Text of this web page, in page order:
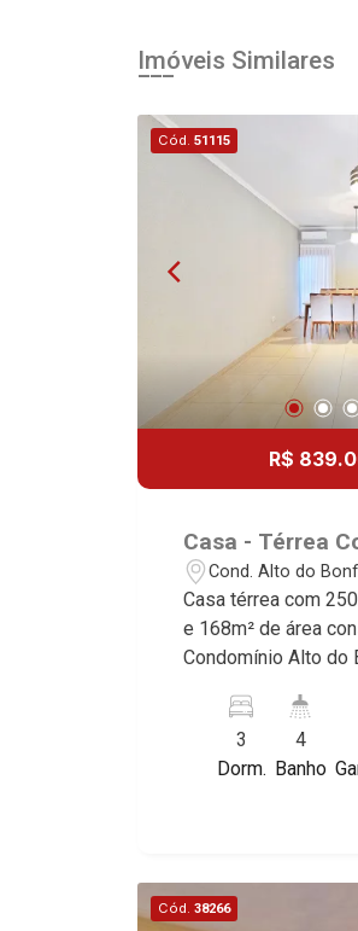
Imóveis Similares
Cód. 51115
R$
Casa - Térrea
Cond. Alto do
Preto/SP
Casa térrea com
e 168m² de área
Condomínio Alto do
do Bonfim, Ribeirão Preto/
as características
Martinelli
suíte - Banheiro
anbientes -
3
Dorm.
4
Banho
Cód. 38266